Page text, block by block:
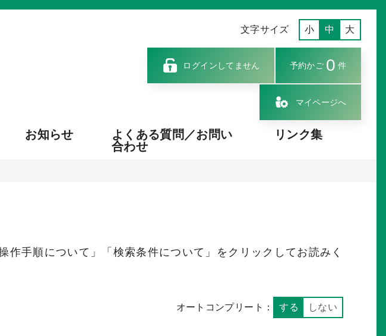
文字サイズ 小 中 大
ログインしてません 予約かご 0 件
マイページへ
お知らせ
よくある質問／お問い
合わせ
リンク集
手順について」「検索条件について」をクリックしてお読みく
オートコンプリート： する しない